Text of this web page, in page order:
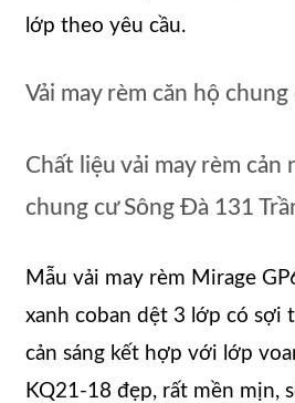
lớp theo yêu cầu.
Vải may rèm căn hộ chung
Chất liệu vải may rèm cản
chung cư Sông Đà 131
Mẫu vải may rèm Mirage
xanh coban dệt 3 lớp có sợi
cản sáng kết hợp với lớp
KQ21-18 đẹp, rất mền mịn,